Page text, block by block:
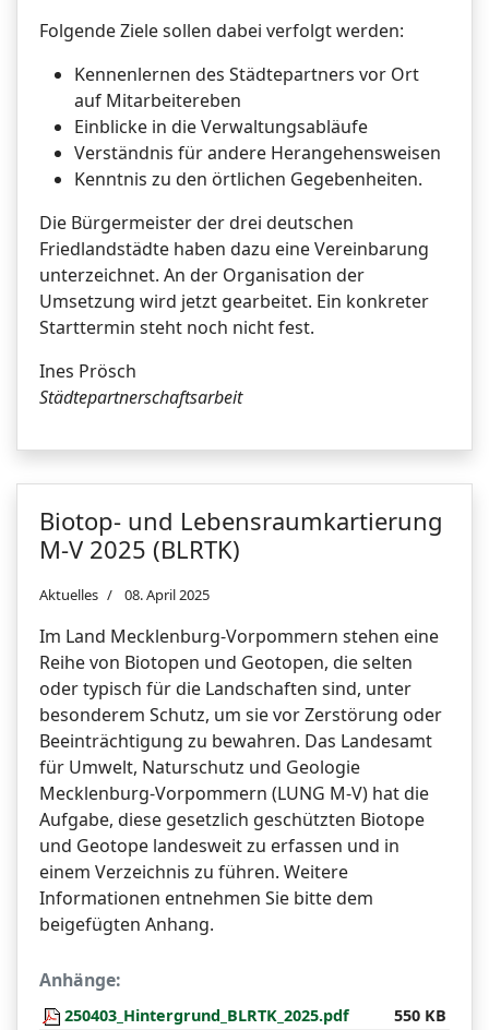
Folgende Ziele sollen dabei verfolgt werden:
Kennenlernen des Städtepartners vor Ort
auf Mitarbeitereben
Einblicke in die Verwaltungsabläufe
Verständnis für andere Herangehensweisen
Kenntnis zu den örtlichen Gegebenheiten.
Die Bürgermeister der drei deutschen
Friedlandstädte haben dazu eine Vereinbarung
unterzeichnet. An der Organisation der
Umsetzung wird jetzt gearbeitet. Ein konkreter
Starttermin steht noch nicht fest.
Ines Prösch
Städtepartnerschaftsarbeit
Biotop- und Lebensraumkartierung
M-V 2025 (BLRTK)
Aktuelles 08. April 2025
Im Land Mecklenburg-Vorpommern stehen eine
Reihe von Biotopen und Geotopen, die selten
oder typisch für die Landschaften sind, unter
besonderem Schutz, um sie vor Zerstörung oder
Beeinträchtigung zu bewahren. Das Landesamt
für Umwelt, Naturschutz und Geologie
Mecklenburg-Vorpommern (LUNG M-V) hat die
Aufgabe, diese gesetzlich geschützten Biotope
und Geotope landesweit zu erfassen und in
einem Verzeichnis zu führen. Weitere
Informationen entnehmen Sie bitte dem
beigefügten Anhang.
Anhänge:
250403_Hintergrund_BLRTK_2025.pdf
550 KB